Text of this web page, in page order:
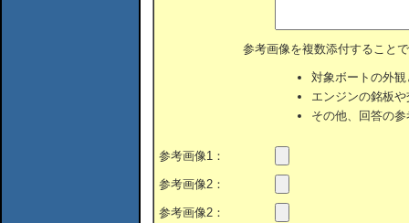
参考画像を複数添付すること
対象ボートの外
エンジンの銘板
その他、回答の
参考画像1：
参考画像2：
参考画像2：